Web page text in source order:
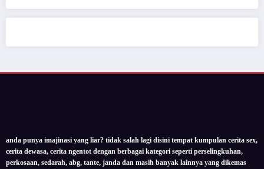
anda punya imajinasi yang liar? tidak salah lagi disini tempat kumpulan cerita sex,
cerita dewasa, cerita ngentot dengan berbagai kategori seperti perselingkuhan,
perkosaan, sedarah, abg, tante, janda dan masih banyak lainnya yang dikemas